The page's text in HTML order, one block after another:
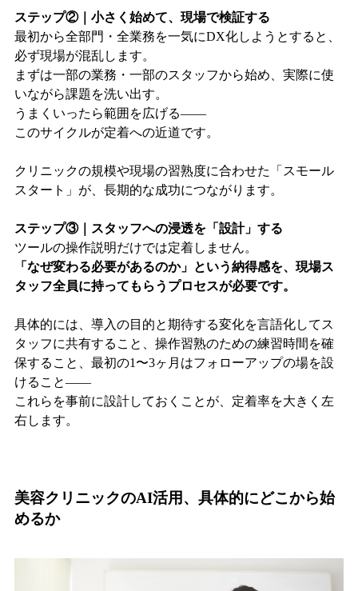
ステップ②｜小さく始めて、現場で検証する
最初から全部門・全業務を一気にDX化しようとすると、
必ず現場が混乱します。
まずは一部の業務・一部のスタッフから始め、実際に使
いながら課題を洗い出す。
うまくいったら範囲を広げる——
このサイクルが定着への近道です。
クリニックの規模や現場の習熟度に合わせた「スモール
スタート」が、長期的な成功につながります。
ステップ③｜スタッフへの浸透を「設計」する
ツールの操作説明だけでは定着しません。
「なぜ変わる必要があるのか」という納得感を、現場ス
タッフ全員に持ってもらうプロセスが必要です。
具体的には、導入の目的と期待する変化を言語化してス
タッフに共有すること、操作習熟のための練習時間を確
保すること、最初の1〜3ヶ月はフォローアップの場を設
けること——
これらを事前に設計しておくことが、定着率を大きく左
右します。
美容クリニックのAI活用、具体的にどこから始
めるか